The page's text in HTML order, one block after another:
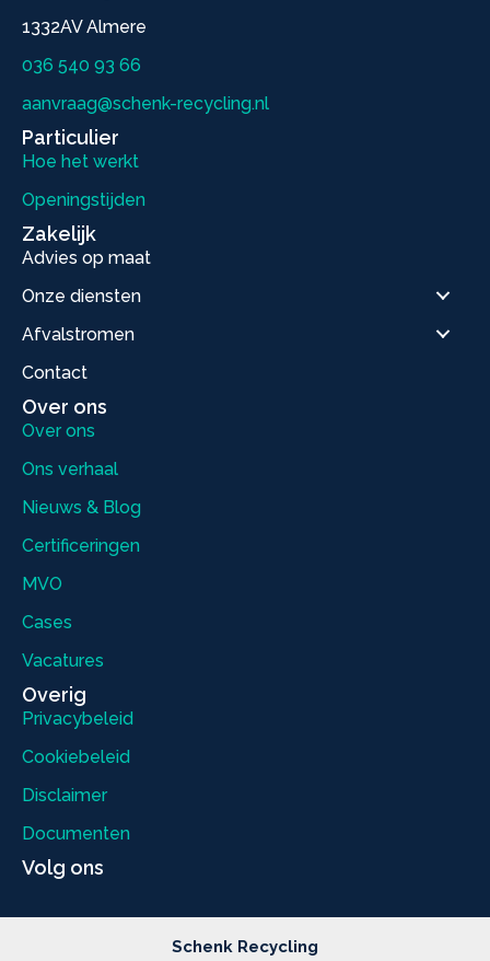
1332AV Almere
036 540 93 66
aanvraag@schenk-recycling.nl
Particulier
Hoe het werkt
Openingstijden
Zakelijk
Advies op maat
Onze diensten
Afvalstromen
Contact
Over ons
Over ons
Ons verhaal
Nieuws & Blog
Certificeringen
MVO
Cases
Vacatures
Overig
Privacybeleid
Cookiebeleid
Disclaimer
Documenten
Volg ons
Schenk Recycling